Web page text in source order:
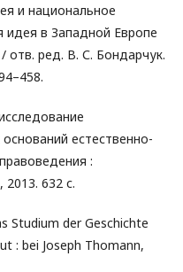
и национальное
идея в Западной Европе
отв. ред. В. С. Бондарчук.
естественно-
:
632 с.
Studium der Geschichte
: bei Joseph Thomann,